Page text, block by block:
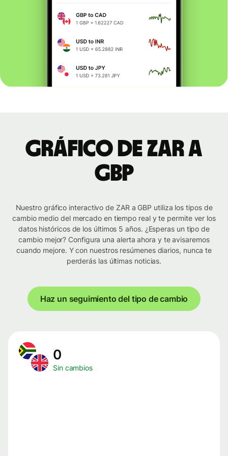
Gráfico de ZAR a
GBP
Nuestro gráfico interactivo de ZAR a GBP utiliza los tipos de
cambio medio del mercado en tiempo real y te permite ver los
datos históricos de los últimos 5 años. ¿Esperas un tipo de
cambio mejor? Configura una alerta ahora y te avisaremos
cuando mejore. Y con nuestros resúmenes diarios, nunca te
perderás las últimas noticias.
Haz un seguimiento del tipo de cambio
0
Sin cambios